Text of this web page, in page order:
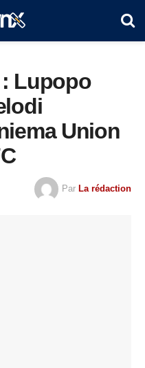
Lupopo
Union
Par La rédaction